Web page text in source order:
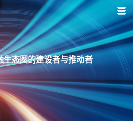
生态圈的建设者与推动者